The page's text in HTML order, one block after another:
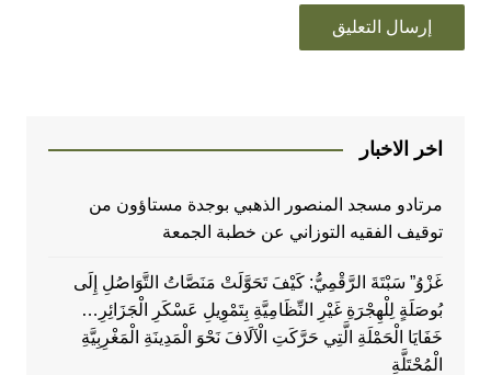
اخر الاخبار
مرتادو مسجد المنصور الذهبي بوجدة مستاؤون من
توقيف الفقيه التوزاني عن خطبة الجمعة
غَزْوُ” سَبْتَةَ الرَّقْمِيُّ: كَيْفَ تَحَوَّلَتْ مَنَصَّاتُ التَّوَاصُلِ إِلَى
بُوصَلَةٍ لِلْهِجْرَةِ غَيْرِ النِّظَامِيَّةِ بِتَمْوِيلِ عَسْكَرِ الْجَزَائِرِ…
خَفَايَا الْحَمْلَةِ الَّتِي حَرَّكَتِ الْآلَافَ نَحْوَ الْمَدِينَةِ الْمَغْرِبِيَّةِ
الْمُحْتَلَّةِ